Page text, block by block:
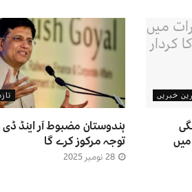
خبریں
ہندوستان مضبوط آر اینڈ
توجہ مرکوز کرے گا